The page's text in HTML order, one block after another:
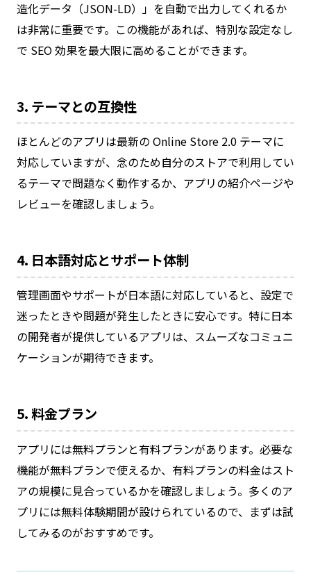
造化データ（JSON-LD）」を自動で出力してくれるか
は非常に重要です。この機能があれば、特別な設定なし
で SEO 効果を最大限に高めることができます。
3. テーマとの互換性
ほとんどのアプリは最新の Online Store 2.0 テーマに
対応していますが、念のため自分のストアで利用してい
るテーマで問題なく動作するか、アプリの紹介ページや
レビューを確認しましょう。
4. 日本語対応とサポート体制
管理画面やサポートが日本語に対応していると、設定で
迷ったときや問題が発生したときに安心です。特に日本
の開発者が提供しているアプリは、スムーズなコミュニ
ケーションが期待できます。
5. 料金プラン
アプリには無料プランと有料プランがあります。必要な
機能が無料プランで使えるか、有料プランの料金はスト
アの規模に見合っているかを確認しましょう。多くのア
プリには無料体験期間が設けられているので、まずは試
してみるのがおすすめです。